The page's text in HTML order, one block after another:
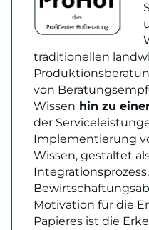
traditionellen
von
Wissen hin zu
der
Implementierung
Wissen, gestaltet
Motivation für die
Papieres ist die